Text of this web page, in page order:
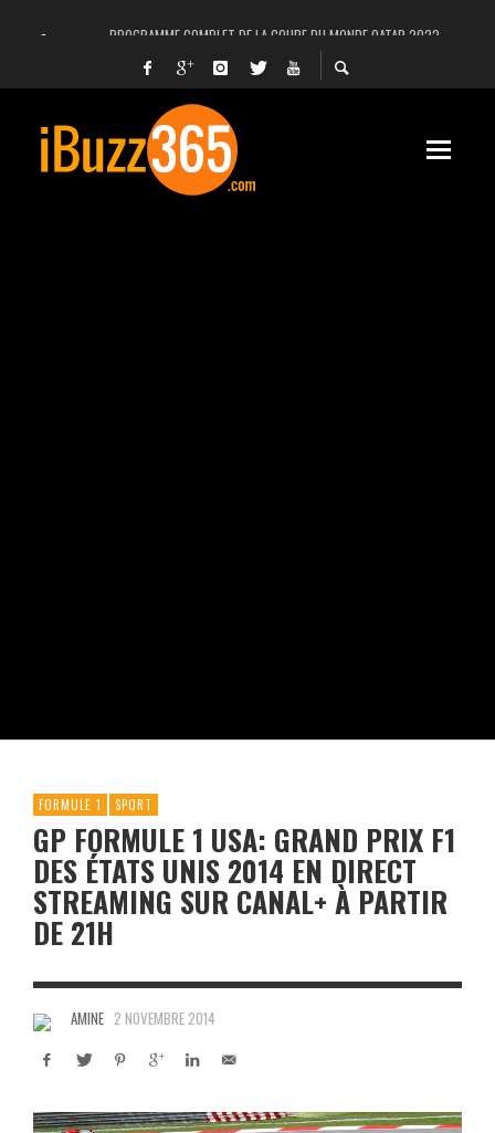
PROGRAMME COMPLET DE LA COUPE DU MONDE QATAR 2022
FACEBOOK, INSTAGRAM ET WHATSAPP HORS SERVICE! EST-CE UNE CYBER-
UNE VIDÉO 4K MONTRE LA PLANÈTE MARS EN ULTRA-HAUTE DÉFINITION
LANCEMENT DU PREMIER VOL HABITÉ DE SPACEX
DÉCÈS DE L’EX-PRÉSIDENT ZINE EL ABIDINE BEN ALI, SERA-T-IL ENTERRÉ EN
FORMULE 1 SPORT
GP FORMULE 1 USA: GRAND PRIX F1
DES ÉTATS UNIS 2014 EN DIRECT
STREAMING SUR CANAL+ À PARTIR
DE 21H
AMINE 2 NOVEMBRE 2014